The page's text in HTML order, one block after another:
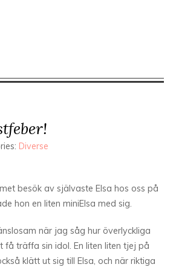
Diverse
besök av självaste Elsa hos oss på
hon en liten miniElsa med sig.
när jag såg hur överlyckliga
få träffa sin idol. En liten liten tjej på
klätt ut sig till Elsa, och när riktiga